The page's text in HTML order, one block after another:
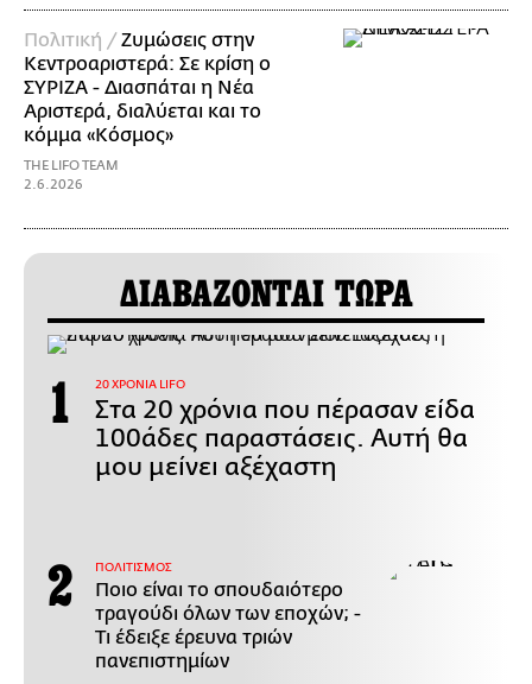
Πολιτική /Ζυμώσεις στην
Κεντροαριστερά: Σε κρίση ο
ΣΥΡΙΖΑ - Διασπάται η Νέα
Αριστερά, διαλύεται και το
κόμμα «Κόσμος»
THE LIFO TEAM
2.6.2026
ΔΙΑΒΑΖΟΝΤΑΙ ΤΩΡΑ
20 ΧΡΟΝΙΑ LIFO
Στα 20 χρόνια που πέρασαν είδα
100άδες παραστάσεις. Αυτή θα
μου μείνει αξέχαστη
ΠΟΛΙΤΙΣΜΟΣ
Ποιο είναι το σπουδαιότερο
τραγούδι όλων των εποχών; -
Τι έδειξε έρευνα τριών
πανεπιστημίων